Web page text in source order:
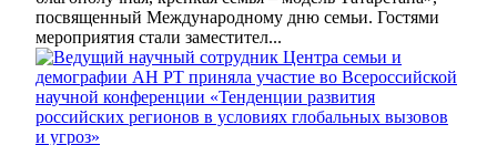
посвященный Международному дню семьи. Гостями
мероприятия стали заместител...